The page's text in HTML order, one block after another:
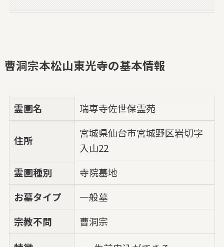
曹洞宗本松山東光寺の基本情報
霊園名 瑞専寺佐世保霊苑
住所
宮城県仙台市宮城野区岩切字
入山22
霊園種別
寺院墓地
お墓タイプ
一般墓
宗教不問
曹洞宗